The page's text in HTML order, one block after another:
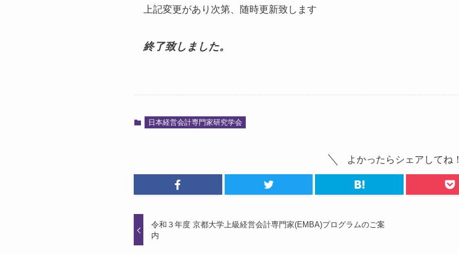
上記変更があり次第、随時更新致します
終了致しました。
日本経営会計専門家研究学会
よかったらシェアしてね！
令和３年度 京都大学上級経営会計専門家(EMBA)プログラムのご案
内